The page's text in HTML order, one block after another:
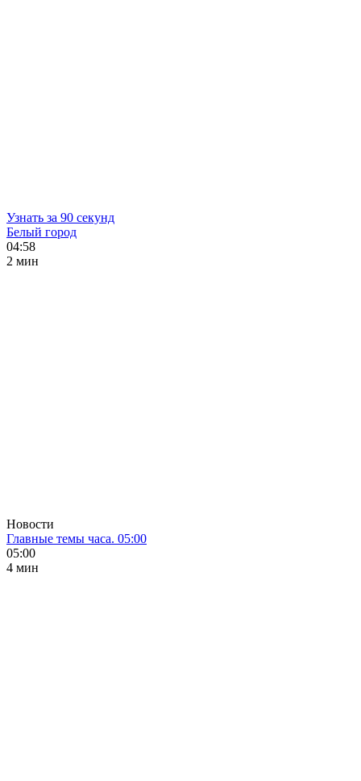
Узнать за 90 секунд
Белый город
04:58
2 мин
Новости
Главные темы часа. 05:00
05:00
4 мин